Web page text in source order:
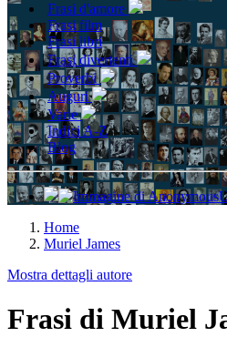
Frasi d'amore
Frasi film
Frasi libri
Frasi divertenti
Proverbi
Auguri
Varie
Indici A-Z
Blog
Home
Muriel James
Mostra dettagli autore
Frasi di Muriel